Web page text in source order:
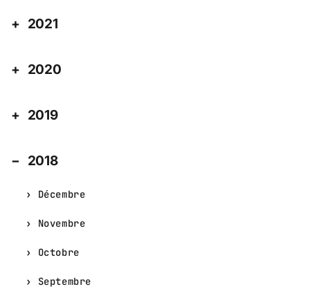
2021
2020
2019
2018
Décembre
Novembre
Octobre
Septembre